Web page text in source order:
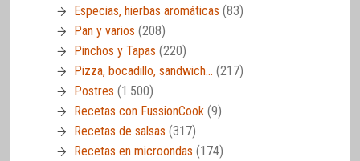
Especias, hierbas aromáticas (83)
Pan y varios (208)
Pinchos y Tapas (220)
Pizza, bocadillo, sandwich… (217)
Postres (1.500)
Recetas con FussionCook (9)
Recetas de salsas (317)
Recetas en microondas (174)